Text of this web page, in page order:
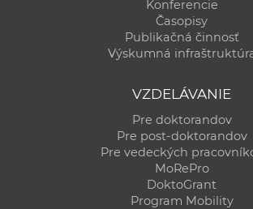
Konferencie
Časopisy
Publikačná činnosť
Výskumná
VZDELÁVANIE
Pre doktorandov
Pre post-doktorandov
Pre vedeckých
MoRePro
DoktoGrant
Program Mobility